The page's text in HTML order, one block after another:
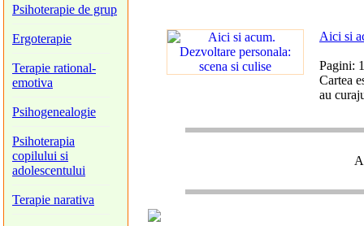
Psihoterapie de grup
Ergoterapie
Terapie rational-
emotiva
Psihogenealogie
Psihoterapia
copilului si
adolescentului
Terapie narativa
Aici si
Pagini:
Cartea
au